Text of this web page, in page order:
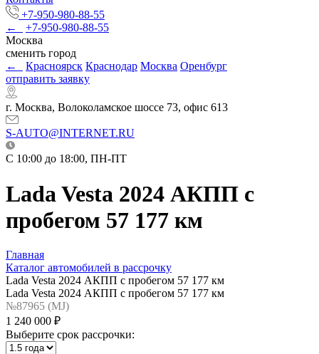
+7-950-980-88-55
←
+7-950-980-88-55
Москва
сменить город
←
Красноярск Краснодар Москва Оренбург
отправить заявку
г. Москва, Волоколамское шоссе 73, офис 613
S-AUTO@INTERNET.RU
C 10:00 до 18:00, ПН-ПТ
Lada Vesta 2024 АКПП с
пробегом 57 177 км
Главная
Каталог автомобилей в рассрочку
Lada Vesta 2024 АКПП с пробегом 57 177 км
Lada Vesta 2024 АКПП с пробегом 57 177 км
№87965 (МJ)
1 240 000 ₽
Выберите срок рассрочки: